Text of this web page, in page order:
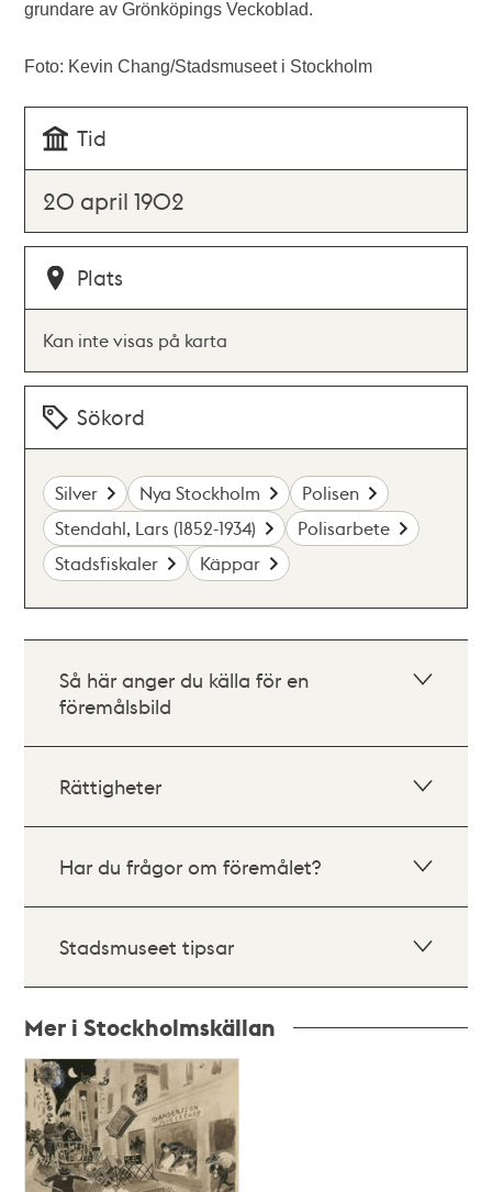
grundare av Grönköpings Veckoblad.
Foto: Kevin Chang/Stadsmuseet i Stockholm
Tid
20 april 1902
Plats
Kan inte visas på karta
Sökord
Silver Nya Stockholm
Polisen
Stendahl, Lars (1852-1934)
Polisarbete
Stadsfiskaler
Käppar
Så här anger du källa för en
föremålsbild
Rättigheter
Har du frågor om föremålet?
Stadsmuseet tipsar
Mer i Stockholmskällan
Relaterade
poster
och
teman